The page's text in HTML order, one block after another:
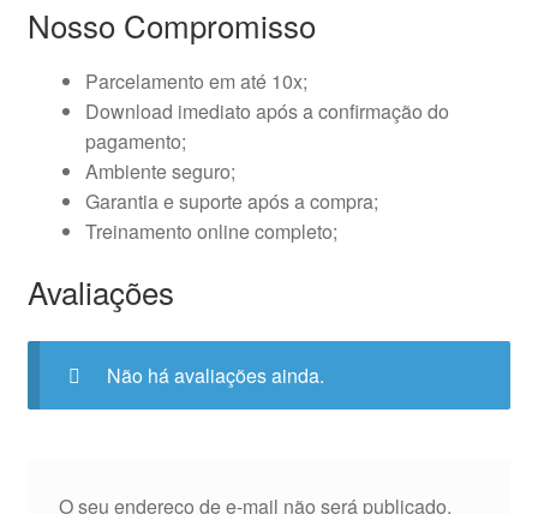
Nosso Compromisso
Parcelamento em até 10x;
Download imediato após a confirmação do
pagamento;
Ambiente seguro;
Garantia e suporte após a compra;
Treinamento online completo;
Avaliações
Não há avaliações ainda.
O seu endereço de e-mail não será publicado.